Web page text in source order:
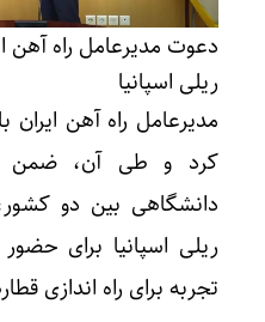
دعوت مدیرعامل راه آهن
ریلی اسپانیا
مدیرعامل راه آهن ایران
کرد و طی آن، ضمن
دانشگاهی بین دو
ریلی اسپانیا برای
تجربه برای راه اندازی